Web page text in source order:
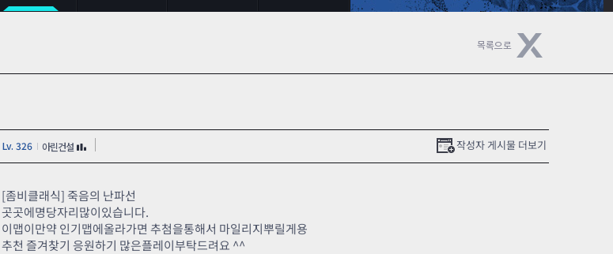
아이디어게시판
스튜디오 홍보
클래스 월페이퍼
Lv. 326 아린건설 작성자 게시물 더보기
[좀비클래식] 죽음의 난파선
곳곳에명당자리많이있습니다.
이맵이만약 인기맵에올라가면 추첨을통해서 마일리지뿌릴게용
추천 즐겨찾기 응원하기 많은플레이부탁드려요 ^^